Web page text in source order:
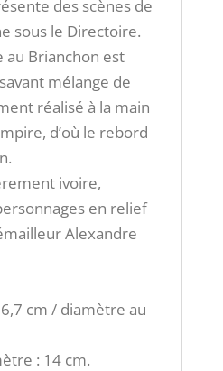
des scènes de
sous le Directoire.
au Brianchon est
mélange de
réalisé à la main
d’où le rebord
ivoire,
en relief
Alexandre
cm / diamètre au
: 14 cm.